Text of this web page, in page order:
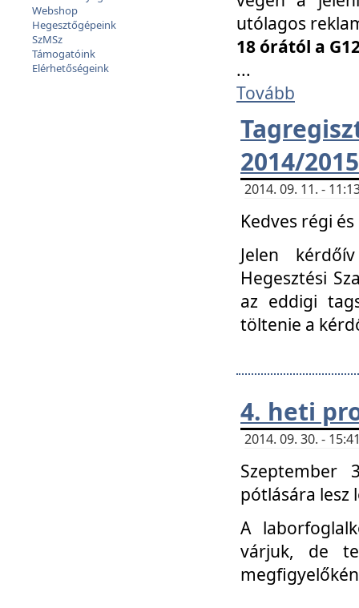
Webshop
Hegesztőgépeink
SzMSz
Támogatóink
Elérhetőségeink
utólagos
18 órától a
...
Tovább
2014/
2014. 09. 11. -
Kedves régi
Jelen
Hegesztési
az eddigi
töltenie a
4. heti
2014. 09. 30. -
Szeptember
pótlására lesz
A
várjuk, de